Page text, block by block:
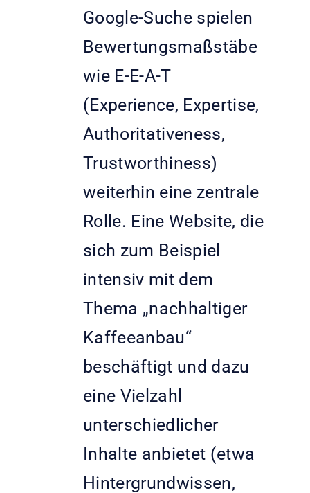
Google-Suche spielen
Bewertungsmaßstäbe
wie E-E-A-T
(Experience, Expertise,
Authoritativeness,
Trustworthiness)
weiterhin eine zentrale
Rolle. Eine Website, die
sich zum Beispiel
intensiv mit dem
Thema „nachhaltiger
Kaffeeanbau“
beschäftigt und dazu
eine Vielzahl
unterschiedlicher
Inhalte anbietet (etwa
Hintergrundwissen,